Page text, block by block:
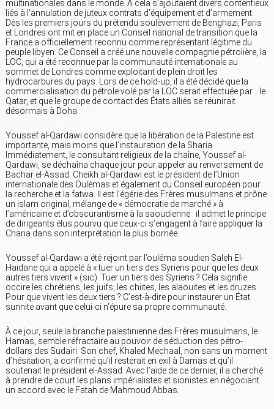
multinationales dans le monde. À cela s’ajoutaient divers contentieux
liés à l’annulation de juteux contrats d’équipement et d’armement.
Dès les premiers jours du prétendu soulèvement de Benghazi, Paris
et Londres ont mit en place un Conseil national de transition que la
France a officiellement reconnu comme représentant légitime du
peuple libyen. Ce Conseil a créé une nouvelle compagnie pétrolière, la
LOC, qui a été reconnue par la communauté internationale au
sommet de Londres comme exploitant de plein droit les
hydrocarbures du pays. Lors de ce hold-up, il a été décidé que la
commercialisation du pétrole volé par la LOC serait effectuée par… le
Qatar, et que le groupe de contact des États alliés se réunirait
désormais à Doha.
Youssef al-Qardawi considère que la libération de la Palestine est
importante, mais moins que l’instauration de la Sharia.
Immédiatement, le consultant religieux de la chaîne, Youssef al-
Qardawi, se déchaîna chaque jour pour appeler au renversement de
Bachar el-Assad. Cheikh al-Qardawi est le président de l’Union
internationale des Oulémas et également du Conseil européen pour
la recherche et la fatwa. Il est l’égérie des Frères musulmans et prône
un islam original, mélange de « démocratie de marché » à
l’américaine et d’obscurantisme à la saoudienne : il admet le principe
de dirigeants élus pourvu que ceux-ci s’engagent à faire appliquer la
Charia dans son interprétation la plus bornée.
Youssef al-Qardawi a été rejoint par l’ouléma soudien Saleh El-
Haidane qui a appelé à « tuer un tiers des Syriens pour que les deux
autres tiers vivent » (sic). Tuer un tiers des Syriens ? Cela signifie
occire les chrétiens, les juifs, les chiites, les alaouites et les druzes.
Pour que vivent les deux tiers ? C’est-à-dire pour instaurer un État
sunnite avant que celui-ci n’épure sa propre communauté.
À ce jour, seule la branche palestinienne des Frères musulmans, le
Hamas, semble réfractaire au pouvoir de séduction des pétro-
dollars des Sudairi. Son chef, Khaled Mechaal, non sans un moment
d’hésitation, a confirmé qu’il resterait en exil à Damas et qu’il
soutenait le président el-Assad. Avec l’aide de ce dernier, il a cherché
à prendre de court les plans impérialistes et sionistes en négociant
un accord avec le Fatah de Mahmoud Abbas.